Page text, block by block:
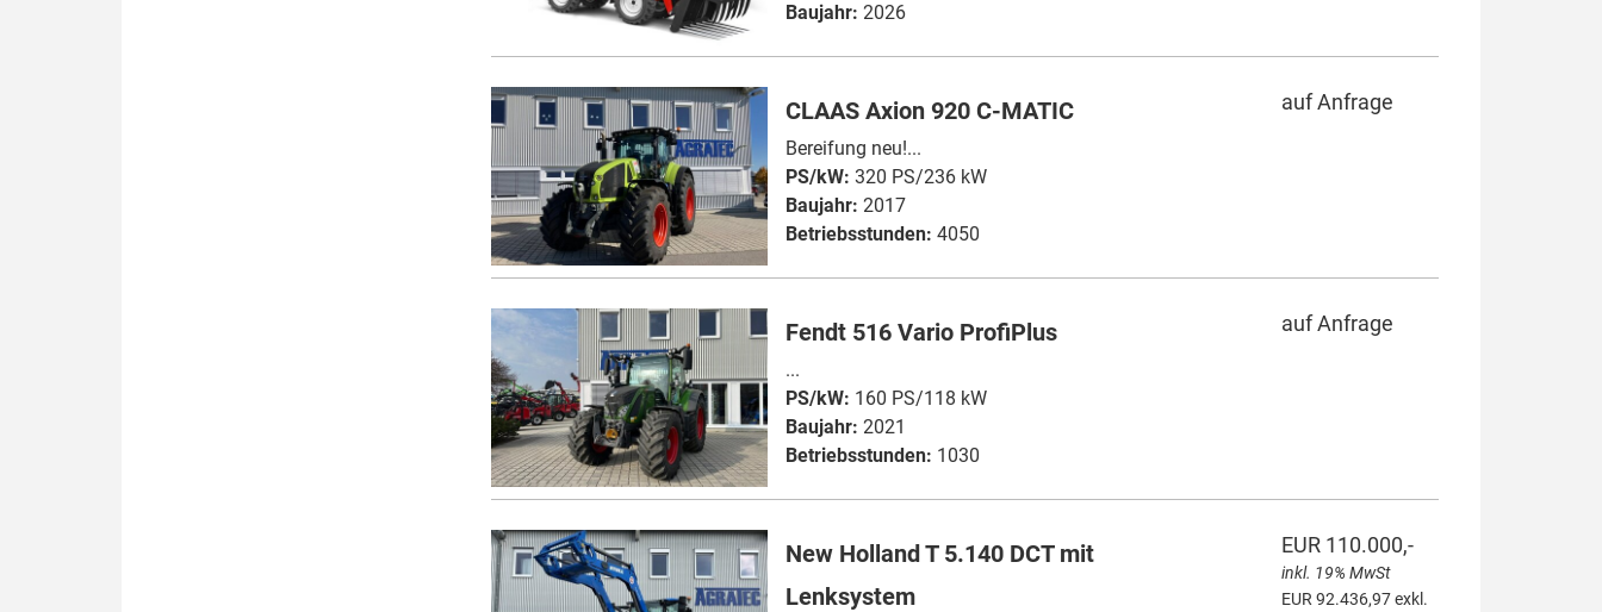
Baujahr: 2026
CLAAS Axion 920 C-MATIC
Bereifung neu!...
PS/kW: 320 PS/236 kW
Baujahr: 2017
Betriebsstunden: 4050
auf Anfrage
Fendt 516 Vario ProfiPlus
...
PS/kW: 160 PS/118 kW
Baujahr: 2021
Betriebsstunden: 1030
auf Anfrage
New Holland T 5.140 DCT mit
Lenksystem
EUR 110.000,-
inkl. 19% MwSt
EUR 92.436,97 exkl.